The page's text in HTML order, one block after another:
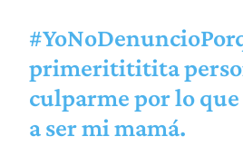
primeritititita
culparme por lo que
a ser mi mamá.